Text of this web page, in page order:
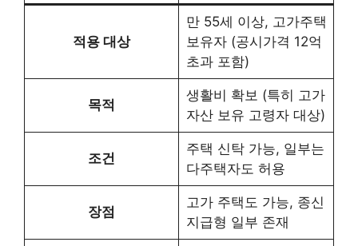
적용 대상
만 55세 이상, 고가주택
보유자 (공시가격 12억
초과 포함)
목적
생활비 확보 (특히 고가
자산 보유 고령자 대상)
조건
주택 신탁 가능, 일부는
다주택자도 허용
장점
고가 주택도 가능, 종신
지급형 일부 존재